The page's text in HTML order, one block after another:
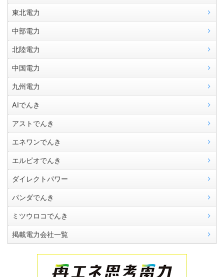
東北電力
中部電力
北陸電力
中国電力
九州電力
AIでんき
アストでんき
エネワンでんき
エルピオでんき
ダイレクトパワー
パンダでんき
ミツウロコでんき
掲載電力会社一覧